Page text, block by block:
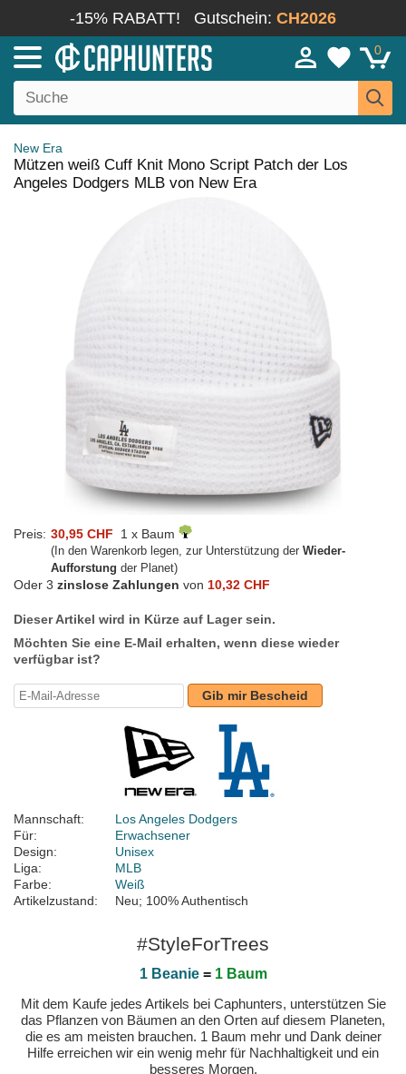
-15% RABATT! Gutschein: CH2026
0
New Era
Mützen weiß Cuff Knit Mono Script Patch der Los
Angeles Dodgers MLB von New Era
Preis: 30,95 CHF 1 x Baum
(In den Warenkorb legen, zur Unterstützung der Wieder-
Aufforstung der Planet)
Oder 3 zinslose Zahlungen von 10,32 CHF
Dieser Artikel wird in Kürze auf Lager sein.
Möchten Sie eine E-Mail erhalten, wenn diese wieder
verfügbar ist?
Gib mir Bescheid
Mannschaft:
Los Angeles Dodgers
Für:
Erwachsener
Design:
Unisex
Liga:
MLB
Farbe:
Weiß
Artikelzustand:
Neu; 100% Authentisch
#StyleForTrees
1 Beanie= 1 Baum
Mit dem Kaufe jedes Artikels bei Caphunters, unterstützen Sie
das Pflanzen von Bäumen an den Orten auf diesem Planeten,
die es am meisten brauchen. 1 Baum mehr und Dank deiner
Hilfe erreichen wir ein wenig mehr für Nachhaltigkeit und ein
besseres Morgen.